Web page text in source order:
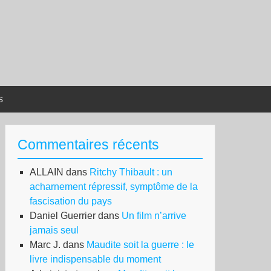
Commentaires récents
ALLAIN dans Ritchy Thibault : un
acharnement répressif, symptôme de la
fascisation du pays
Daniel Guerrier dans Un film n’arrive
jamais seul
Marc J. dans Maudite soit la guerre : le
livre indispensable du moment